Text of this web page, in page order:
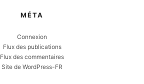
MÉTA
Connexion
Flux des publications
Flux des commentaires
Site de WordPress-FR